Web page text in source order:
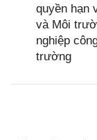
quyền hạn
và Môi
nghiệp
trường